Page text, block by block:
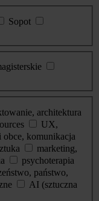
Sopot
architektura
UX,
obce, komunikacja
marketing,
psychoterapia
państwo,
AI (sztuczna